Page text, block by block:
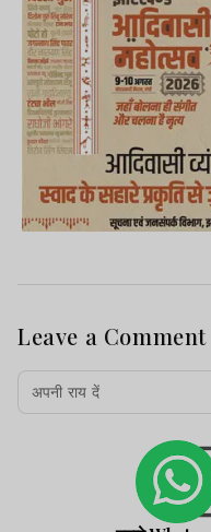
Leave a Comment